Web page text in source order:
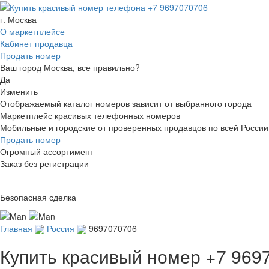
г. Москва
О маркетплейсе
Кабинет продавца
Продать номер
Ваш город Москва, все правильно?
Да
Изменить
Отображаемый каталог номеров зависит от выбранного города
Маркетплейс красивых телефонных номеров
Мобильные и городские от проверенных продавцов по всей России
Продать номер
Огромный ассортимент
Заказ без регистрации
Безопасная сделка
Главная Россия 9697070706
Купить красивый номер +7